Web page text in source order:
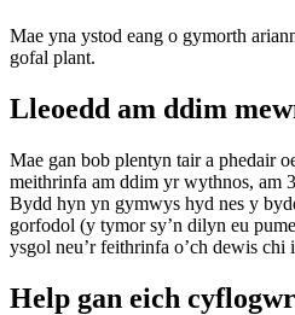
Mae yna ystod eang o gymorth
gofal plant.
Lleoedd am ddim
Mae gan bob plentyn tair a phedair
meithrinfa am ddim yr wythnos, am
Bydd hyn yn gymwys hyd nes y
gorfodol (y tymor sy’n dilyn eu
ysgol neu’r feithrinfa o’ch dewis chi
Help gan eich cyflogwr